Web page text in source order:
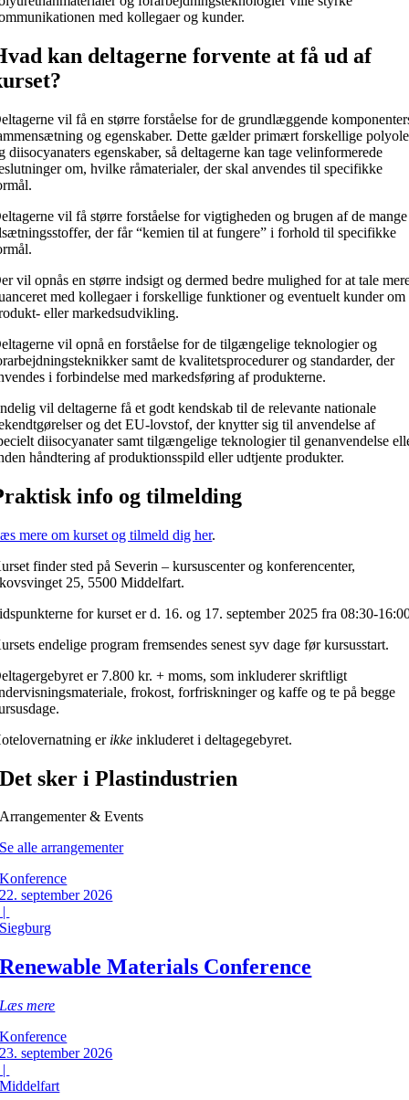
med kollegaer og kunder.
kan deltagerne forvente at få ud af
vil få en større forståelse for de grundlæggende
og egenskaber. Dette gælder primært forskellige
diisocyanaters egenskaber, så deltagerne kan tage velinformerede
om, hvilke råmaterialer, der skal anvendes til specifikke
vil få større forståelse for vigtigheden og brugen af de mange
der får “kemien til at fungere” i forhold til specifikke
vil opnås en større indsigt og dermed bedre mulighed for at tale
med kollegaer i forskellige funktioner og eventuelt kunder om
eller markedsudvikling.
vil opnå en forståelse for de tilgængelige teknologier og
samt de kvalitetsprocedurer og standarder, der
i forbindelse med markedsføring af produkterne.
vil deltagerne få et godt kendskab til de relevante nationale
og det EU-lovstof, der knytter sig til anvendelse af
diisocyanater samt tilgængelige teknologier til genanvendelse
håndtering af produktionsspild eller udtjente produkter.
info og tilmelding
mere om kurset og tilmeld dig her.
finder sted på Severin – kursuscenter og konferencenter,
25, 5500 Middelfart.
for kurset er d. 16. og 17. september 2025 fra 08:30-
endelige program fremsendes senest syv dage før kursusstart.
er 7.800 kr. + moms, som inkluderer skriftligt
frokost, forfriskninger og kaffe og te på begge
er ikke inkluderet i deltagegebyret.
Det sker i Plastindustrien
Arrangementer & Events
Se alle arrangementer
Konference
22. september 2026
|
Siegburg
Renewable Materials Conference
Læs mere
Konference
23. september 2026
|
Middelfart